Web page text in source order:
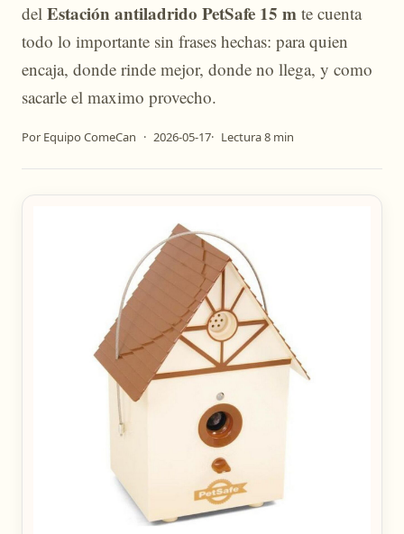
del Estación antiladrido PetSafe 15 m te cuenta
todo lo importante sin frases hechas: para quien
encaja, donde rinde mejor, donde no llega, y como
sacarle el maximo provecho.
Por Equipo ComeCan · 2026-05-17· Lectura 8 min